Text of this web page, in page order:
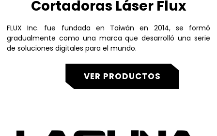
Cortadoras Láser Flux
FLUX Inc. fue fundada en Taiwán en 2014, se formó
gradualmente como una marca que desarrolló una serie
de soluciones digitales para el mundo.
VER PRODUCTOS